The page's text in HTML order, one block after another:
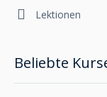
Lektionen
Beliebte